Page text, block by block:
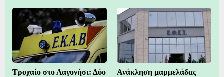
Τροχαίο στο Λαγονήσι: Δύο
Ανάκληση μαρμελάδας